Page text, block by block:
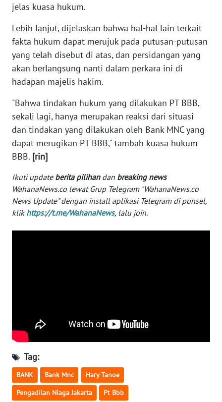
jelas kuasa hukum.
Lebih lanjut, dijelaskan bahwa hal-hal lain terkait
fakta hukum dapat merujuk pada putusan-putusan
yang telah disebut di atas, dan persidangan yang
akan berlangsung nanti dalam perkara ini di
hadapan majelis hakim.
"Bahwa tindakan hukum yang dilakukan PT BBB,
sekali lagi, hanya merupakan reaksi dari situasi
dan tindakan yang dilakukan oleh Bank MNC yang
dapat merugikan PT BBB," tambah kuasa hukum
BBB. [rin]
Ikuti update berita pilihandan breaking news
WahanaNews.co lewat Grup Telegram "WahanaNews.co
News Update" dengan install aplikasi Telegram di ponsel,
klik https://t.me/WahanaNews, lalu join.
Tag:
BANK Bank Mnc Hary Tanoe
Pengadilan Niaga Jakarta Pt Bbb
KEPRI
WN
PAPUA
PAPUA
BARAT
WN
RIAU
WN
SERAMBI
WN
WN
SULTENG
WN
SULBAR
WN